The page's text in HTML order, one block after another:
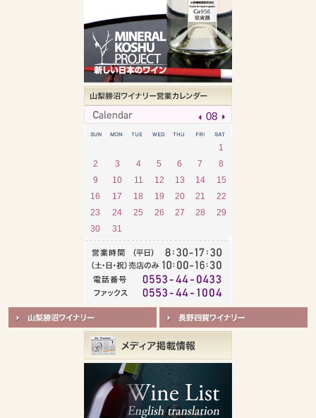
08
1
2
3 4 5 6 7
8
9
10 11 12 13 14
15
16
17 18 19 20 21
22
23
24 25 26 27 28
29
30
31